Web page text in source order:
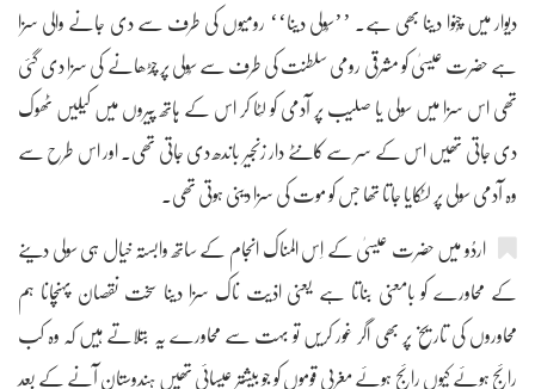
دیوار میں چُنوا دینا بھی ہے۔ ’’سُولی دینا‘‘ رومیوں کی طرف سے دی جانے والی سزا
ہے حضرت عیسیٰ کو مشرقی رومی سلطنت کی طرف سے سُولی پر چڑھانے کی سزا دی گئی
تھی اس سزا میں سولی یا صلیب پر آدمی کو لِٹا کر اس کے ہاتھ پیروں میں کیلیں ٹھوک
دی جاتی تھیں اس کے سر سے کانٹے دار زنجیر باندھ دی جاتی تھی۔ اور اس طرح سے
وہ آدمی سولی پر لٹکایا جاتا تھا جس کو موت کی سزا دینی ہوتی تھی۔
اردُو میں حضرت عیسیٰ کے اِس المناک انجام کے ساتھ وابستہ خیال ہی سولی دینے
کے محاورے کو بامعنی بناتا ہے یعنی اذیت ناک سزا دینا سخت نقصان پہنچانا ہم
محاوروں کی تاریخ پر بھی اگر غور کریں تو بہت سے محاورے یہ بتلاتے ہیں کہ وہ کب
رائج ہوئے کیوں رائج ہوئے مغربی قوموں کو جو بیشتر عیسائی تھیں ہندوستان آنے کے بعد